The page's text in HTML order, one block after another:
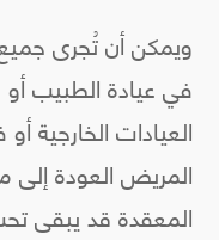
ويمكن أن تُجرى
في عيادة الطبيب
العيادات
المريض العودة إلى
المعقدة قد يبقى